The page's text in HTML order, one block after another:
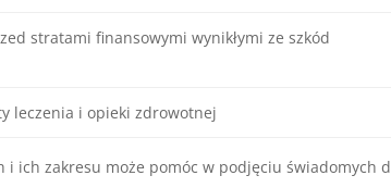
stratami finansowymi wynikłymi ze szkód
leczenia i opieki zdrowotnej
ich zakresu może pomóc w podjęciu świadomych